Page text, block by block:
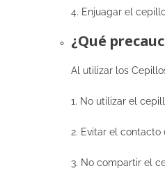
4. Enjuagar el
¿Qué
Al utilizar los
1. No utilizar el
2. Evitar el
3. No compartir el